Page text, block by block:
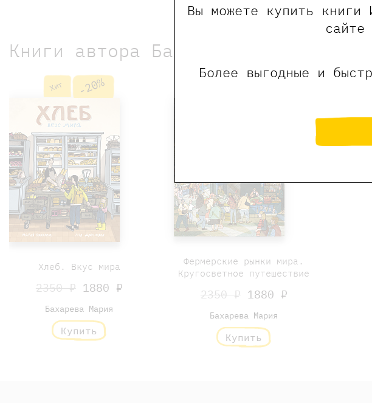
Вы можете купить книги
Более выгодные и
Книги автора Бахаревой Марии
Хит -20%
Хлеб. Вкус мира
2350 ₽1880 ₽
Бахарева Мария
Купить
Фермерские рынки мира.
Кругосветное путешествие
2350 ₽ 1880 ₽
Бахарева Мария
Купить